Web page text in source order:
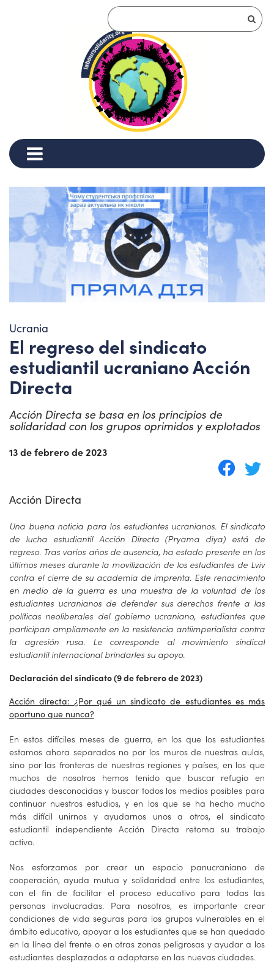
Ucrania
El regreso del sindicato
estudiantil ucraniano Acción
Directa
Acción Directa se basa en los principios de
solidaridad con los grupos oprimidos y explotados
13 de febrero de 2023
Acción Directa
Una buena noticia para los estudiantes ucranianos. El sindicato
de lucha estudiantil Acción Directa (Pryama diya) está de
regreso. Tras varios años de ausencia, ha estado presente en los
últimos meses durante la movilización de los estudiantes de Lviv
contra el cierre de su academia de imprenta. Este renacimiento
en medio de la guerra es una muestra de la voluntad de los
estudiantes ucranianos de defender sus derechos frente a las
políticas neoliberales del gobierno ucraniano, estudiantes que
participan ampliamente en la resistencia antiimperialista contra
la agresión rusa. Le corresponde al movimiento sindical
estudiantil internacional brindarles su apoyo.
Declaración del sindicato (9 de febrero de 2023)
Acción directa: ¿Por qué un sindicato de estudiantes es más
oportuno que nunca?
En estos difíciles meses de guerra, en los que los estudiantes
estamos ahora separados no por los muros de nuestras aulas,
sino por las fronteras de nuestras regiones y países, en los que
muchos de nosotros hemos tenido que buscar refugio en
ciudades desconocidas y buscar todos los medios posibles para
continuar nuestros estudios, y en los que se ha hecho mucho
más difícil unirnos y ayudarnos unos a otros, el sindicato
estudiantil independiente Acción Directa retoma su trabajo
activo.
Nos esforzamos por crear un espacio panucraniano de
cooperación, ayuda mutua y solidaridad entre los estudiantes,
con el fin de facilitar el proceso educativo para todas las
personas involucradas. Para nosotros, es importante crear
condiciones de vida seguras para los grupos vulnerables en el
ámbito educativo, apoyar a los estudiantes que se han quedado
en la línea del frente o en otras zonas peligrosas y ayudar a los
estudiantes desplazados a adaptarse en las nuevas ciudades.